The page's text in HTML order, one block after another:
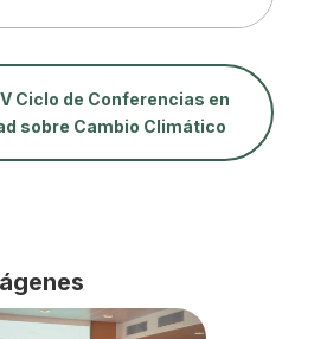
Ciclo de Conferencias en
sobre Cambio Climático